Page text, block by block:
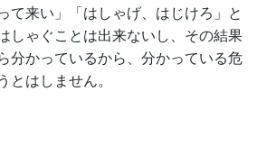
て来い」「はしゃげ、はじけろ」と
しゃぐことは出来ないし、その結果
分かっているから、分かっている危
はしません。